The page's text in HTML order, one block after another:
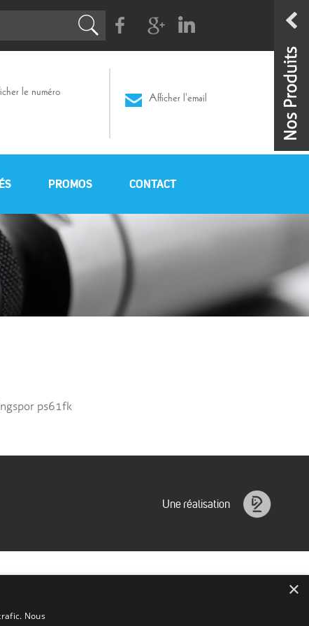
Facebook
G+ Linkedin
le numéro
Afficher l'email
PROMOS CONTACT
ps61fk
Une réalisation
×
Nous